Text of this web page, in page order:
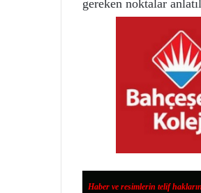
gereken noktalar
Haber ve resimlerin telif